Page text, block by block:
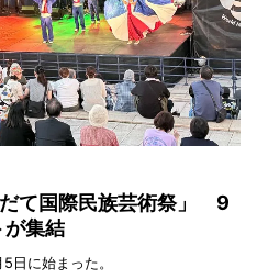
て国際民族芸術祭」 9
が集結
日に始まった。